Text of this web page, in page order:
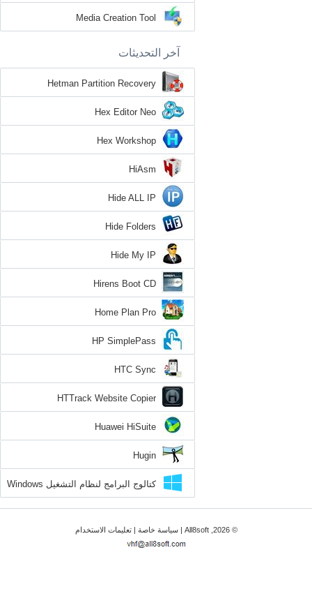
Media Creation Tool
آخر التحديثات
Hetman Partition Recovery
Hex Editor Neo
Hex Workshop
HiAsm
Hide ALL IP
Hide Folders
Hide My IP
Hirens Boot CD
Home Plan Pro
HP SimplePass
HTC Sync
HTTrack Website Copier
Huawei HiSuite
Hugin
كتالوج البرامج لنظام التشغيل Windows
8
© 2026, All8soft | سياسة خاصة|تعليمات الاستخدام